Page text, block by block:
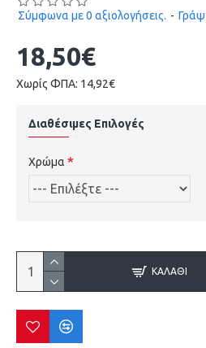
Σύμφωνα με 0 αξιολογήσεις. -
18,50€
Χωρίς ΦΠΑ: 14,92€
Διαθέσιμες Επιλογές
Χρώμα
ΚΑΛΆΘΙ